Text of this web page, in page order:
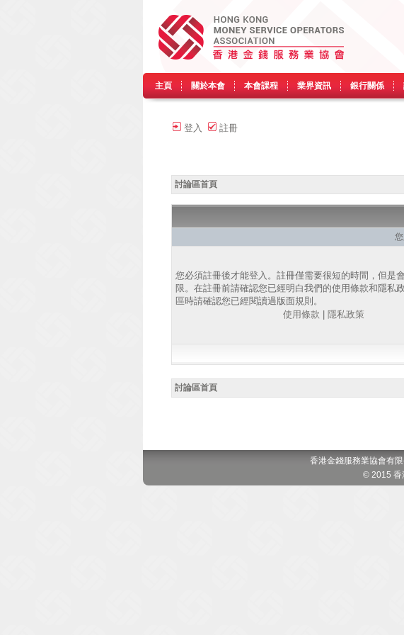
主頁 關於本會 本會課程 業界資訊 銀行關係
登入 註冊
討論區首頁
您必須註冊後才能登入。註冊僅需要很短的時間，但是
限。在註冊前請確認您已經明白我們的使用條款和隱私
區時請確認您已經閱讀過版面規則。
使用條款
隱私政策
討論區首頁
香港金錢服務業協會有
© 2015